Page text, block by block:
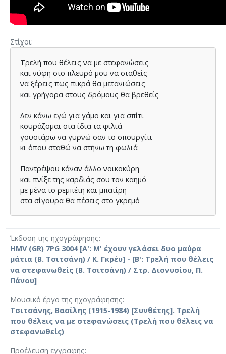
Στίχοι
Τρελή που θέλεις να µε στεφανώσεις
και νύφη στο πλευρό µου να σταθείς
να ξέρεις πως πικρά θα µετανιώσεις
και γρήγορα στους δρόµους θα βρεθείς
∆εν κάνω εγώ για γάµο και για σπίτι
κουράζοµαι στα ίδια τα φιλιά
γουστάρω να γυρνώ σαν το σπουργίτι
κι όπου σταθώ να στήνω τη φωλιά
Παντρέψου κάναν άλλο νοικοκύρη
και πνίξε της καρδιάς σου τον καηµό
µε µένα το ρεµπέτη και µπατίρη
στα σίγουρα θα πέσεις στο γκρεµό
Έκδοση της ηχογράφησης
HMV (GR) 7PG 3004 [Α': Μ' έχουν γελάσει δυο μαύρα
μάτια (Β. Τσιτσάνη) / Κ. Γκρέυ] - [Β': Τρελή που θέλεις
να στεφανωθείς (Β. Τσιτσάνη) / Στρ. Διονυσίου, Π.
Πάνου]
Μουσικό έργο της ηχογράφησης
Τσιτσάνης, Βασίλης (1915-1984) [Συνθέτης]. Τρελή
που θέλεις να με στεφανώσεις (Τρελή που θέλεις να
στεφανωθείς)
Προέλευση εγγραφής